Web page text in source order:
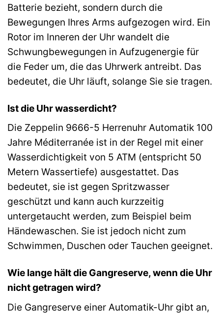
Batterie bezieht, sondern durch die
Bewegungen Ihres Arms aufgezogen wird. Ein
Rotor im Inneren der Uhr wandelt die
Schwungbewegungen in Aufzugenergie für
die Feder um, die das Uhrwerk antreibt. Das
bedeutet, die Uhr läuft, solange Sie sie tragen.
Ist die Uhr wasserdicht?
Die Zeppelin 9666-5 Herrenuhr Automatik 100
Jahre Méditerranée ist in der Regel mit einer
Wasserdichtigkeit von 5 ATM (entspricht 50
Metern Wassertiefe) ausgestattet. Das
bedeutet, sie ist gegen Spritzwasser
geschützt und kann auch kurzzeitig
untergetaucht werden, zum Beispiel beim
Händewaschen. Sie ist jedoch nicht zum
Schwimmen, Duschen oder Tauchen geeignet.
Wie lange hält die Gangreserve, wenn die Uhr
nicht getragen wird?
Die Gangreserve einer Automatik-Uhr gibt an,